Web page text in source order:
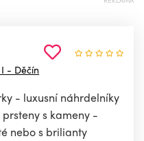
- Děčín
- luxusní náhrdelníky
s kameny -
nebo s brilianty